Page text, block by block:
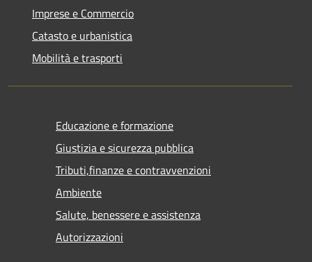
Imprese e Commercio
Catasto e urbanistica
Mobilità e trasporti
Educazione e formazione
Giustizia e sicurezza pubblica
Tributi,finanze e contravvenzioni
Ambiente
Salute, benessere e assistenza
Autorizzazioni